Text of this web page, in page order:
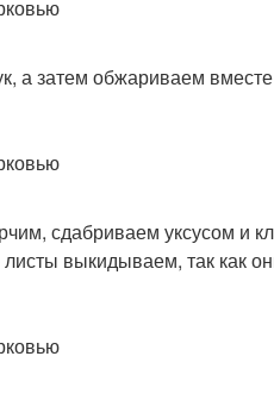
а затем обжариваем
сдабриваем уксусом и
выкидываем, так как